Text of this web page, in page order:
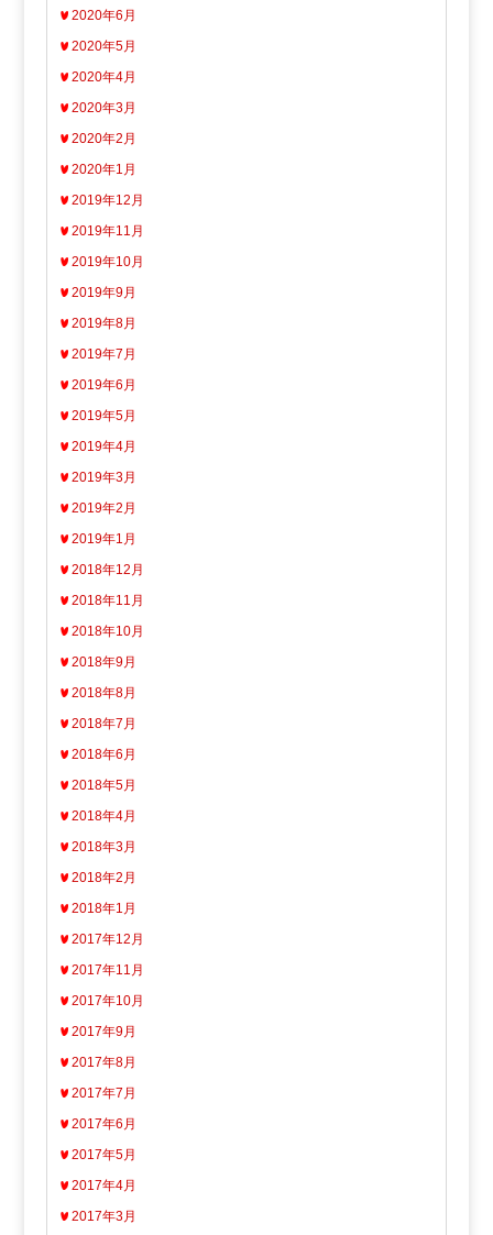
2020年6月
2020年5月
2020年4月
2020年3月
2020年2月
2020年1月
2019年12月
2019年11月
2019年10月
2019年9月
2019年8月
2019年7月
2019年6月
2019年5月
2019年4月
2019年3月
2019年2月
2019年1月
2018年12月
2018年11月
2018年10月
2018年9月
2018年8月
2018年7月
2018年6月
2018年5月
2018年4月
2018年3月
2018年2月
2018年1月
2017年12月
2017年11月
2017年10月
2017年9月
2017年8月
2017年7月
2017年6月
2017年5月
2017年4月
2017年3月